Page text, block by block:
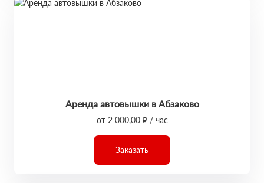
Аренда автовышки в Абзаково
от 2 000,00 ₽ / час
Заказать